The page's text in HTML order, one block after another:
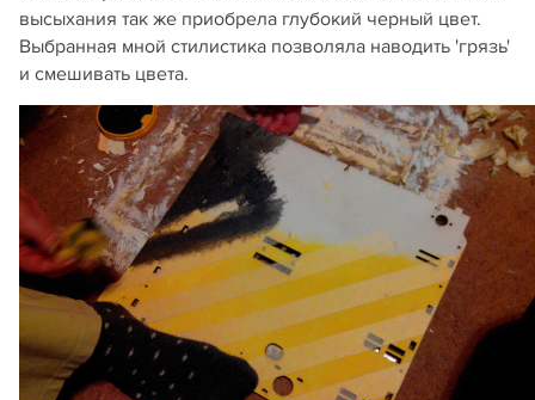
высыхания так же приобрела глубокий черный цвет.
Выбранная мной стилистика позволяла наводить 'грязь'
и смешивать цвета.